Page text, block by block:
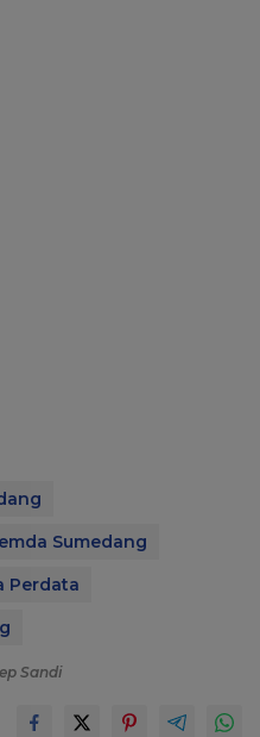
Sumedang
Perdata
Sandi